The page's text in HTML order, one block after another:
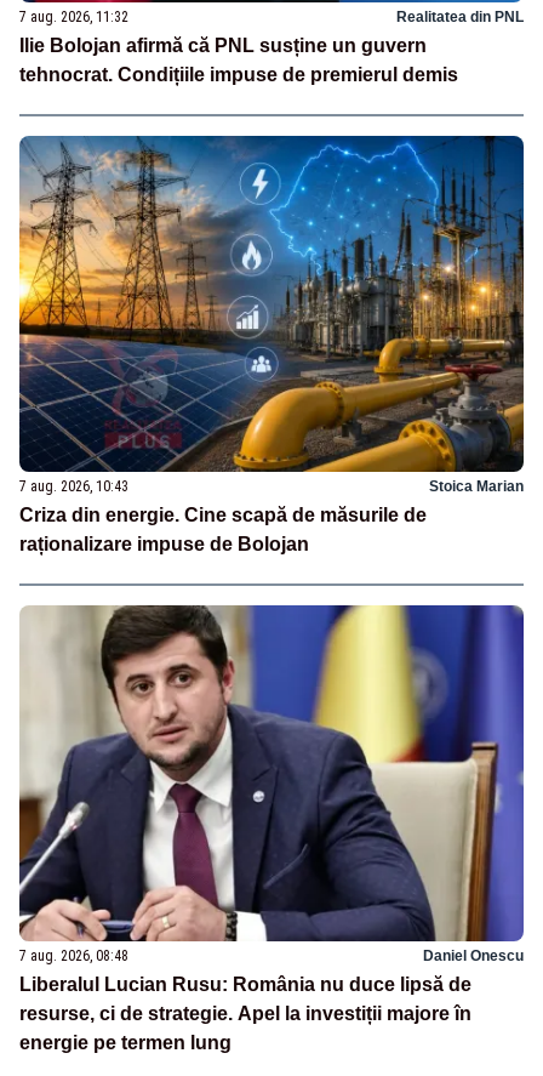
7 aug. 2026, 11:32 Realitatea din PNL
Ilie Bolojan afirmă că PNL susține un guvern
tehnocrat. Condițiile impuse de premierul demis
7 aug. 2026, 10:43 Stoica Marian
Criza din energie. Cine scapă de măsurile de
raționalizare impuse de Bolojan
7 aug. 2026, 08:48 Daniel Onescu
Liberalul Lucian Rusu: România nu duce lipsă de
resurse, ci de strategie. Apel la investiții majore în
energie pe termen lung